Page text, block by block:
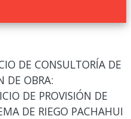
DE CONSULTORÍA DE
DE OBRA:
DE PROVISIÓN DE
DE RIEGO PACHAHUI